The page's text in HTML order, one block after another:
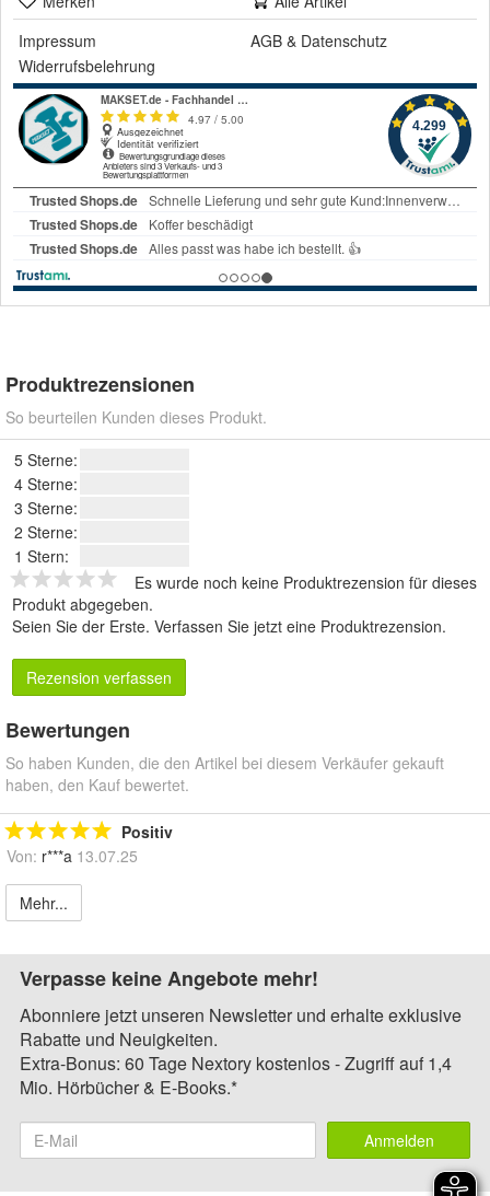
Impressum
AGB & Datenschutz
Widerrufsbelehrung
Produktrezensionen
So beurteilen Kunden dieses Produkt.
5 Sterne:
4 Sterne:
3 Sterne:
2 Sterne:
1 Stern:
Es wurde noch keine Produktrezension für dieses
Produkt abgegeben.
Seien Sie der Erste. Verfassen Sie jetzt eine Produktrezension.
Rezension verfassen
Bewertungen
So haben Kunden, die den Artikel bei diesem Verkäufer gekauft
haben, den Kauf bewertet.
Positiv
Von: r***a 13.07.25
Mehr...
Verpasse keine Angebote mehr!
Abonniere jetzt unseren Newsletter und erhalte exklusive
Rabatte und Neuigkeiten.
Extra-Bonus: 60 Tage Nextory kostenlos - Zugriff auf 1,4
Mio. Hörbücher & E-Books.*
Anmelden